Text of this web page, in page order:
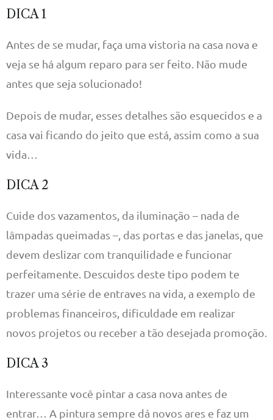
DICA 1
Antes de se mudar, faça uma vistoria na casa nova e
veja se há algum reparo para ser feito. Não mude
antes que seja solucionado!
Depois de mudar, esses detalhes são esquecidos e a
casa vai ficando do jeito que está, assim como a sua
vida…
DICA 2
Cuide dos vazamentos, da iluminação – nada de
lâmpadas queimadas –, das portas e das janelas, que
devem deslizar com tranquilidade e funcionar
perfeitamente. Descuidos deste tipo podem te
trazer uma série de entraves na vida, a exemplo de
problemas financeiros, dificuldade em realizar
novos projetos ou receber a tão desejada promoção.
DICA 3
Interessante você pintar a casa nova antes de
entrar… A pintura sempre dá novos ares e faz um